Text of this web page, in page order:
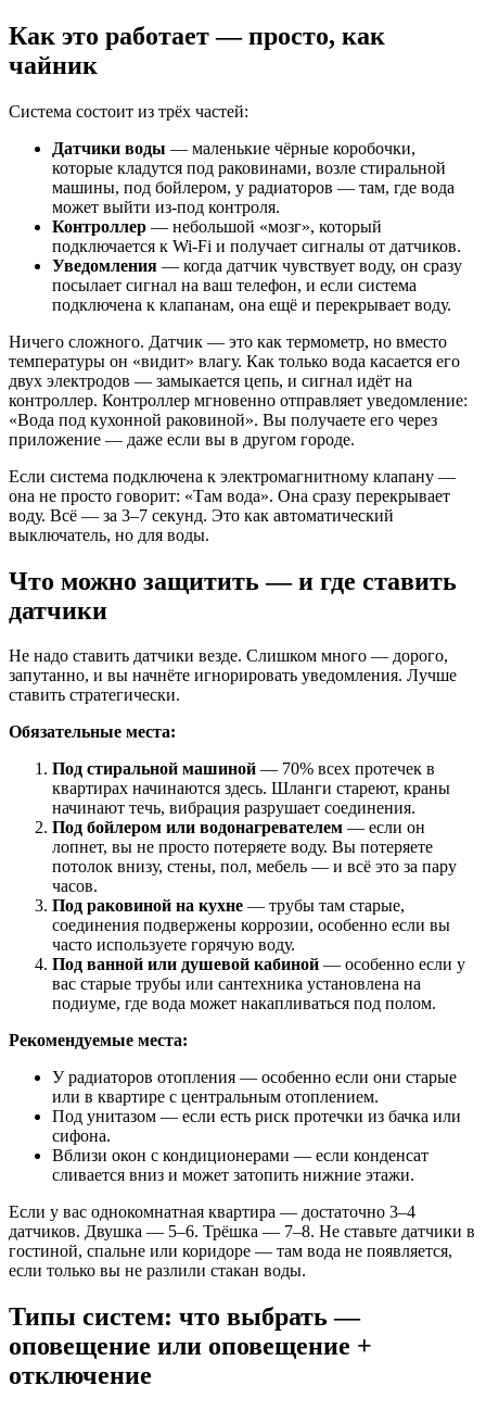
Как это работает — просто, как
чайник
Система состоит из трёх частей:
Датчики воды — маленькие чёрные коробочки,
которые кладутся под раковинами, возле стиральной
машины, под бойлером, у радиаторов — там, где вода
может выйти из-под контроля.
Контроллер — небольшой «мозг», который
подключается к Wi-Fi и получает сигналы от датчиков.
Уведомления — когда датчик чувствует воду, он сразу
посылает сигнал на ваш телефон, и если система
подключена к клапанам, она ещё и перекрывает воду.
Ничего сложного. Датчик — это как термометр, но вместо
температуры он «видит» влагу. Как только вода касается его
двух электродов — замыкается цепь, и сигнал идёт на
контроллер. Контроллер мгновенно отправляет уведомление:
«Вода под кухонной раковиной». Вы получаете его через
приложение — даже если вы в другом городе.
Если система подключена к электромагнитному клапану —
она не просто говорит: «Там вода». Она сразу перекрывает
воду. Всё — за 3–7 секунд. Это как автоматический
выключатель, но для воды.
Что можно защитить — и где ставить
датчики
Не надо ставить датчики везде. Слишком много — дорого,
запутанно, и вы начнёте игнорировать уведомления. Лучше
ставить стратегически.
Обязательные места:
Под стиральной машиной — 70% всех протечек в
квартирах начинаются здесь. Шланги стареют, краны
начинают течь, вибрация разрушает соединения.
Под бойлером или водонагревателем — если он
лопнет, вы не просто потеряете воду. Вы потеряете
потолок внизу, стены, пол, мебель — и всё это за пару
часов.
Под раковиной на кухне — трубы там старые,
соединения подвержены коррозии, особенно если вы
часто используете горячую воду.
Под ванной или душевой кабиной — особенно если у
вас старые трубы или сантехника установлена на
подиуме, где вода может накапливаться под полом.
Рекомендуемые места:
У радиаторов отопления — особенно если они старые
или в квартире с центральным отоплением.
Под унитазом — если есть риск протечки из бачка или
сифона.
Вблизи окон с кондиционерами — если конденсат
сливается вниз и может затопить нижние этажи.
Если у вас однокомнатная квартира — достаточно 3–4
датчиков. Двушка — 5–6. Трёшка — 7–8. Не ставьте датчики в
гостиной, спальне или коридоре — там вода не появляется,
если только вы не разлили стакан воды.
Типы систем: что выбрать —
оповещение или оповещение +
отключение